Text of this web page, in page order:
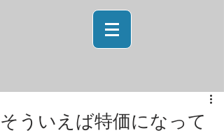
そういえば特価になって